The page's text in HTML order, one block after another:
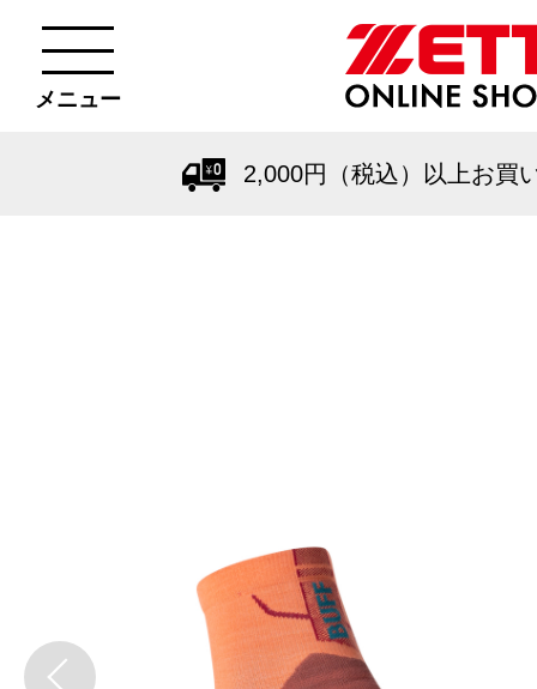
メニュー
2,000円（税込）以上お買